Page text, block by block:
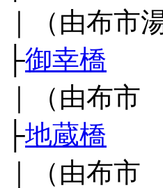
｜（由布市
├御幸橋
｜（由布
├地蔵橋
｜（由布